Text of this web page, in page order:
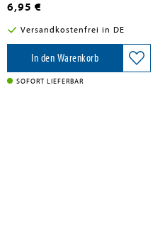
6,95 €
Versandkostenfrei in DE
In den Warenkorb
SOFORT LIEFERBAR